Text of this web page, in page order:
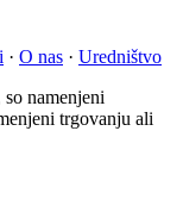
· O nas · Uredništvo
namenjeni
trgovanju ali